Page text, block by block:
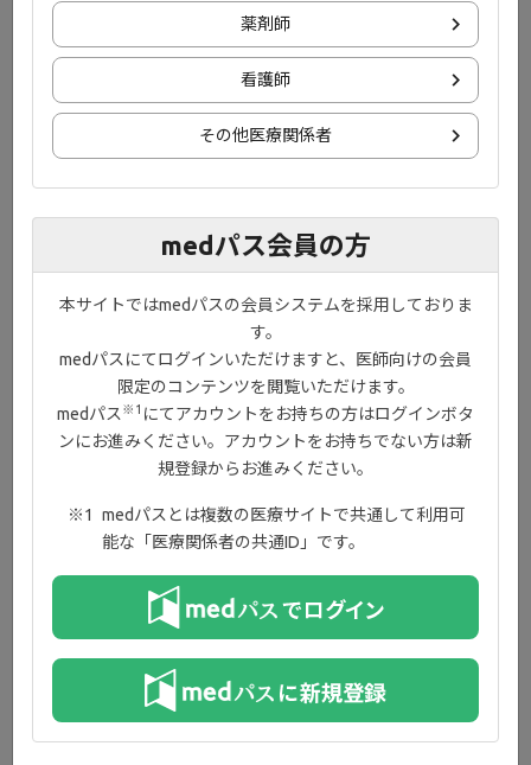
4.潰瘍性大腸炎患者に対し、通常成人に
はフィルゴチニブとして200mgを1日1
回経口投与します。
5.重大な副作用として、帯状疱疹
（0.2％）、肺炎（0.3％）等の感染症
（日和見感染症を含む）、消化管穿孔
（頻度不明）、好中球減少（0.1％未
満）、リンパ球減少（0.1％未満）、ヘ
モグロビン減少（0.1％未満）、ALT上
昇（0.6％）、AST上昇（0.5％）等の肝
脈血栓塞栓症（0.1％未満）が報告され
ています。主な副作用（1％以上、10％
未満）は、尿路感染、上気道感染、浮動
性めまい、悪心です。
添付文書の副作用及び臨床成績の安全性の結
果をご参照ください。
薬剤師
看護師
その他医療関係者
medパス会員の方
本サイトではmedパスの会員システムを採用しておりま
す。
medパスにてログインいただけますと、医師向けの会員
限定のコンテンツを閲覧いただけます。
medパス ※1 にてアカウントをお持ちの方はログインボタ
ンにお進みください。アカウントをお持ちでない方は新
規登録からお進みください。
medパスとは複数の医療サイトで共通して利用可
能な「医療関係者の共通ID」です。